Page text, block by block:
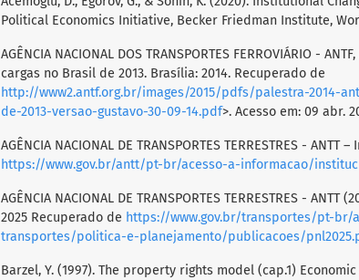
Political Economics Initiative, Becker Friedman Institute,
AGÊNCIA NACIONAL DOS TRANSPORTES FERROVIÁRIO -
cargas no Brasil de 2013. Brasília: 2014. Recuperado de
http://www2.antf.org.br/images/2015/pdfs/palestra-2014-
de-2013-versao-gustavo-30-09-14.pdf>. Acesso em: 09 abr.
AGÊNCIA NACIONAL DE TRANSPORTES TERRESTRES -
https://www.gov.br/antt/pt-br/acesso-a-informacao/
AGÊNCIA NACIONAL DE TRANSPORTES TERRESTRES -
2025 Recuperado de https://www.gov.br/transportes/pt-
transportes/politica-e-planejamento/publicacoes/
Barzel, Y. (1997). The property rights model (cap.1)